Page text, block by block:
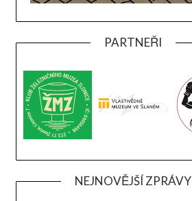
PARTNEŘI
NEJNOVĚJŠÍ ZPRÁVY